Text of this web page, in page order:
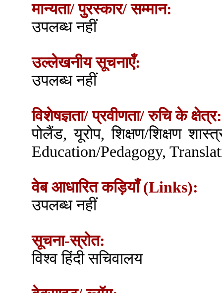
मान्यता/ पुरस्कार/ सम्मान:
उपलब्ध नहीं
उल्लेखनीय सूचनाएँ:
उपलब्ध नहीं
विशेषज्ञता/ प्रवीणता/ रुचि के क्षेत्र:
पोलैंड, यूरोप, शिक्षण/शिक्षण
Education/Pedagogy,
वेब आधारित कड़ियाँ (Links):
उपलब्ध नहीं
सूचना-स्रोत:
विश्व हिंदी सचिवालय